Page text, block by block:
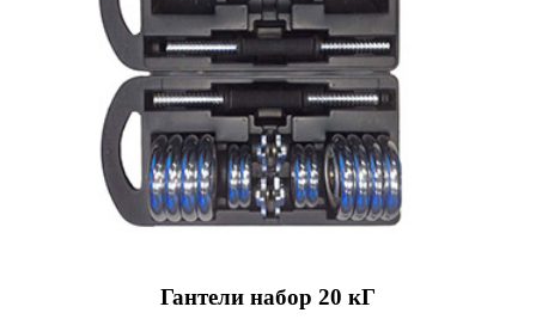
Гантели набор 20 кГ